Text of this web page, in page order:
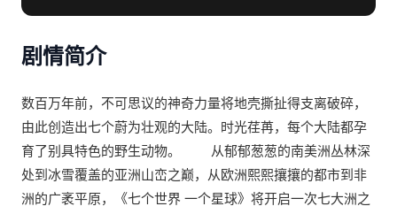
剧情简介
数百万年前，不可思议的神奇力量将地壳撕扯得支离破碎，
由此创造出七个蔚为壮观的大陆。时光荏苒，每个大陆都孕
育了别具特色的野生动物。 从郁郁葱葱的南美洲丛林深
处到冰雪覆盖的亚洲山峦之巅，从欧洲熙熙攘攘的都市到非
洲的广袤平原，《七个世界 一个星球》将开启一次七大洲之